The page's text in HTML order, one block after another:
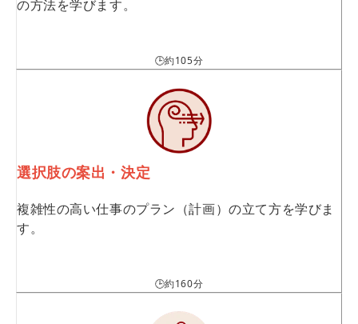
の方法を学びます。
🕒約105分
選択肢の案出・決定
複雑性の高い仕事のプラン（計画）の立て方を学びま
す。
🕒約160分